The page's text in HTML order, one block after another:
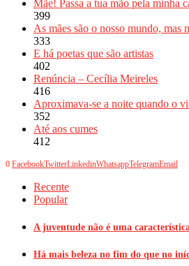
Mãe! Passa a tua mão pela minha
399
As mães são o nosso mundo, mas
333
E há poetas que são artistas
402
Renúncia – Cecília Meireles
416
Aproximava-se a noite quando o
352
Até aos cumes
412
0 FacebookTwitterLinkedinWhatsappTelegramEmail
Recente
Popular
A juventude não é uma
Há mais beleza no fim do que no